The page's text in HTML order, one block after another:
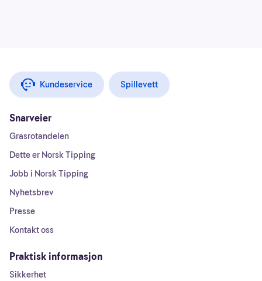
Kundeservice Spillevett
Snarveier
Grasrotandelen
Dette er Norsk Tipping
Jobb i Norsk Tipping
Nyhetsbrev
Presse
Kontakt oss
Praktisk informasjon
Sikkerhet